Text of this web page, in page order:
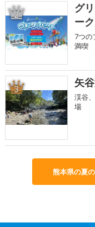
2
グ
ー
7つの
満喫
3 矢
渓谷
場
熊本県の夏